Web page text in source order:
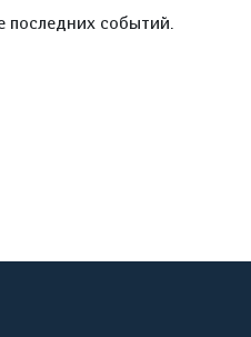
последних событий.